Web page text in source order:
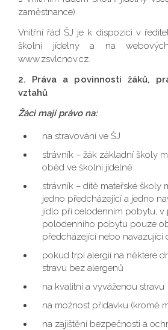
zaměstnance).
Vnitřní řád ŠJ je k dispozici v
školní jídelny a na
www.zsvlcnov.cz.
2. Práva a povinnosti žáků,
vztahů
Žáci mají právo na:
na stravování ve ŠJ
strávník – žák základní školy
oběd ve školní jídelně
strávník – dítě mateřské školy
jedno předcházející a jedno
jídlo při celodenním pobytu, v
polodenního pobytu pouze
předcházející nebo navazující
pokud trpí alergií na některé
stravu bez alergenů
na kvalitní a vyváženou stravu
na možnost přídavku (kromě
na zajištění bezpečnosti a